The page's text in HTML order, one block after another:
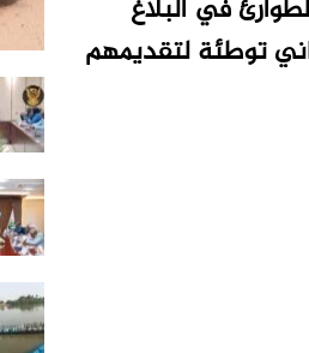
في البلاغ
بالبلاغ الثاني توطئة لتقديمهم